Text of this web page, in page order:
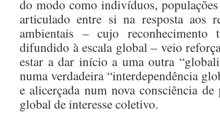
do modo como indivíduos,
articulado entre si na resposta aos
ambientais – cujo reconhecimento
difundido à escala global – veio
estar a dar início a uma outra
numa verdadeira “interdependência
e alicerçada num nova consciência
global de interesse coletivo.